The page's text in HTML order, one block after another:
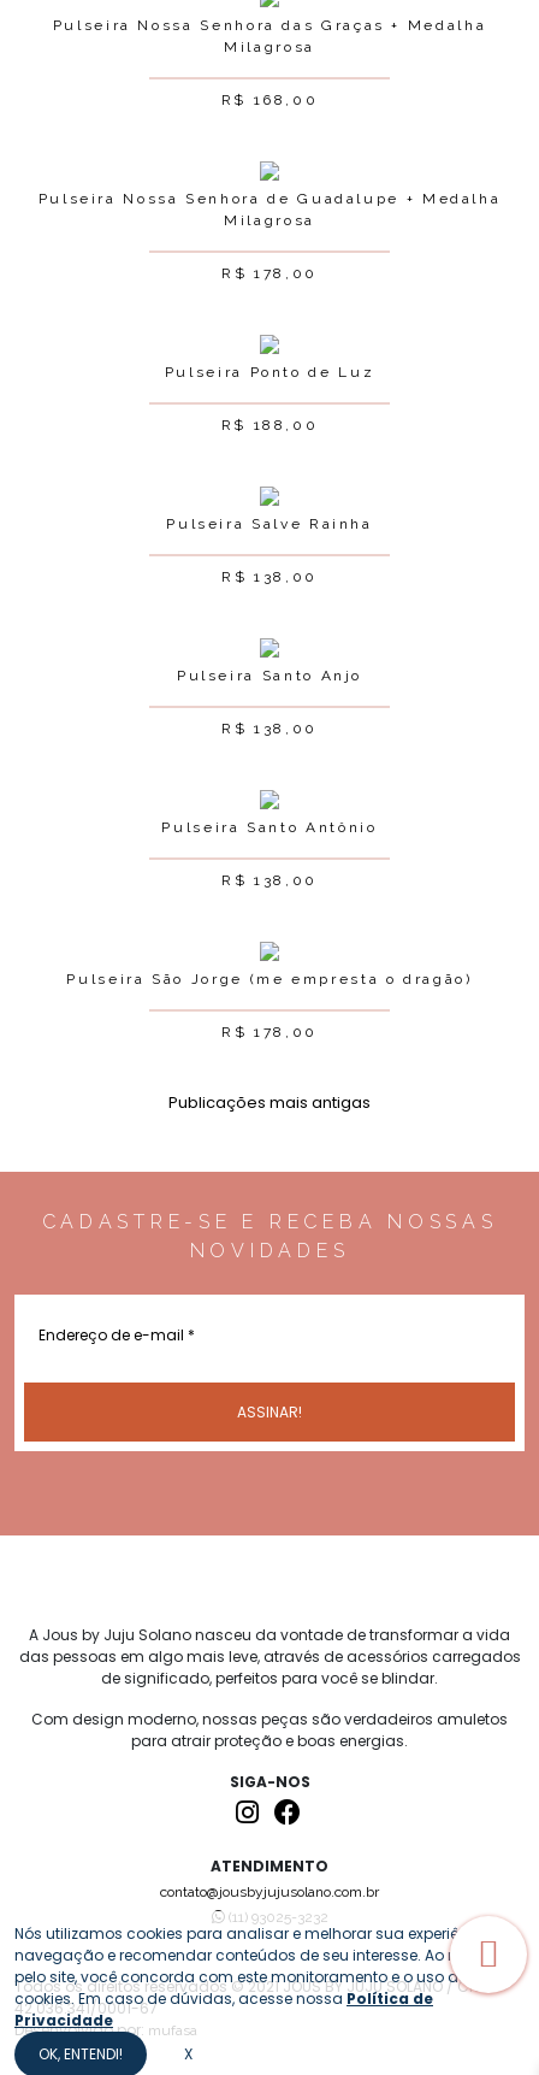
Pulseira Nossa Senhora das Graças + Medalha
Milagrosa
R$ 168,00
Pulseira Nossa Senhora de Guadalupe + Medalha
Milagrosa
R$ 178,00
Pulseira Ponto de Luz
R$ 188,00
Pulseira Salve Rainha
R$ 138,00
Pulseira Santo Anjo
R$ 138,00
Pulseira Santo Antônio
R$ 138,00
Pulseira São Jorge (me empresta o dragão)
R$ 178,00
Publicações mais antigas
CADASTRE-SE E RECEBA NOSSAS
NOVIDADES
A Jous by Juju Solano nasceu da vontade de transformar a vida
das pessoas em algo mais leve, através de acessórios carregados
de significado, perfeitos para você se blindar.
Com design moderno, nossas peças são verdadeiros amuletos
para atrair proteção e boas energias.
SIGA-NOS
ATENDIMENTO
contato@jousbyjujusolano.com.br
(11) 93025-3232
Todos os direitos reservados © 2021 JOUS BY JUJU SOLANO / CNPJ:
42.036.341/0001-67
Desenvolvido por: mufasa
Nós utilizamos cookies para analisar e melhorar sua experiência de
navegação e recomendar conteúdos de seu interesse. Ao navegar
pelo site, você concorda com este monitoramento e o uso de
cookies. Em caso de dúvidas, acesse nossa Política de
Privacidade
OK, ENTENDI!
X